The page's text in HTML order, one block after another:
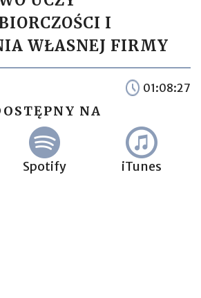
I
WŁASNEJ FIRMY
01:08:27
NA
Spotify iTunes